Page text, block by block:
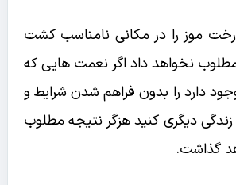
موز را در مکانی نامناسب کشت
نخواهد داد اگر نعمت هایی که
دارد را بدون فراهم شدن شرایط و
دیگری کنید هزگر نتیجه مطلوب
گذاشت.